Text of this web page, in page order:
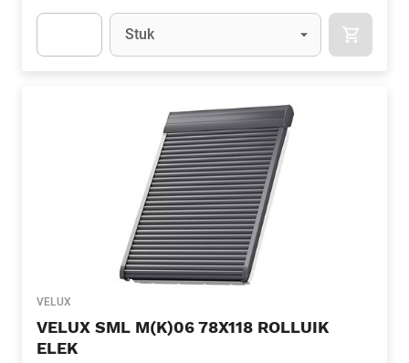
Eenheid
Stuk
VELUX
VELUX SML M(K)06 78X118 ROLLUIK
ELEK